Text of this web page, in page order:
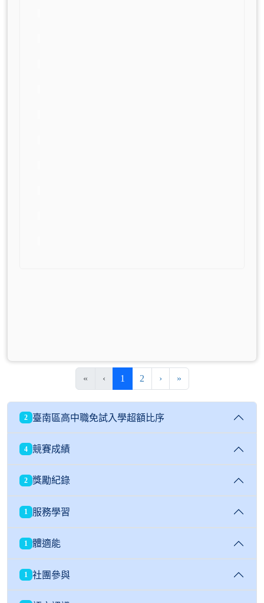
« ‹ 1 (目前頁次)
2 ›下一頁
»最後頁
2 臺南區高中職免試入學超額比序
4 競賽成績
2 獎勵紀錄
1 服務學習
1 體適能
1 社團參與